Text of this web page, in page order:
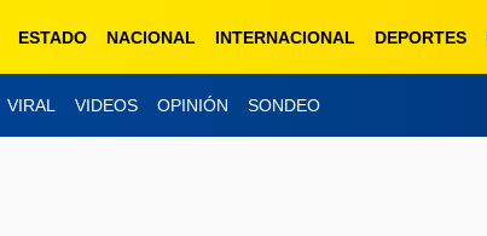
ESTADO NACIONAL INTERNACIONAL DEPORTES
VIRAL VIDEOS OPINIÓN SONDEO